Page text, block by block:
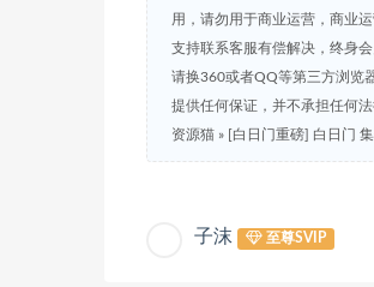
用，请勿用于商业运营，商业
支持联系客服有偿解决，终身
请换360或者QQ等第三方浏览
提供任何保证，并不承担任何
资源猫 » [白日门重磅] 白日门
子沫 至尊SVIP